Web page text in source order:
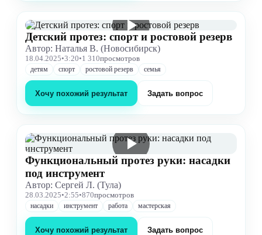
Детский протез: спорт и ростовой резерв
Автор: Наталья В. (Новосибирск)
18.04.2025•3:20•1 310просмотров
детям спорт ростовой резерв семья
Хочу похожий результат Задать вопрос
Функциональный протез руки: насадки
под инструмент
Автор: Сергей Л. (Тула)
28.03.2025•2:55•870просмотров
насадки инструмент работа мастерская
Хочу похожий результат Задать вопрос